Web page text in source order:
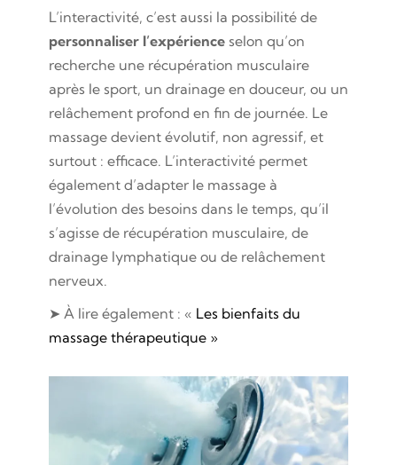
L’interactivité, c’est aussi la possibilité de
personnaliser l’expérienceselon qu’on
recherche une récupération musculaire
après le sport, un drainage en douceur, ou un
relâchement profond en fin de journée. Le
massage devient évolutif, non agressif, et
surtout : efficace. L’interactivité permet
également d’adapter le massage à
l’évolution des besoins dans le temps, qu’il
s’agisse de récupération musculaire, de
drainage lymphatique ou de relâchement
nerveux.
➤ À lire également : « Les bienfaits du
massage thérapeutique »